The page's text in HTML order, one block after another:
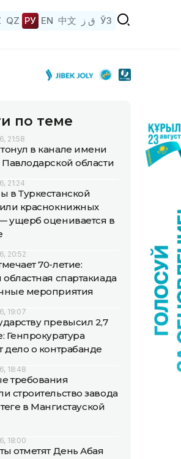
QZ РУ EN 中文 ق ز ЎЗ
по теме
21:58
в канале имени
Павлодарской области
21:24
в Туркестанской
краснокнижных
ущерб оценивается в
20:52
70-летие:
областная спартакиада
мероприятия
19:07
превысил 2,7
Генпрокуратура
дело о контрабанде
18:48
требования
строительство завода
в Мангистауской
18:00
отметят День Абая